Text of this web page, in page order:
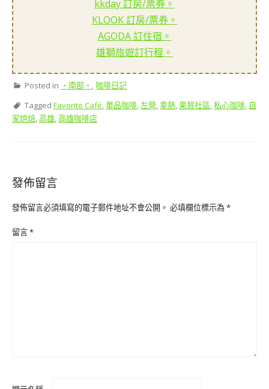
kkday 訂房/票券。
KLOOK 訂房/票券。
AGODA 訂住宿。
雄獅旅遊訂行程。
Posted in ‧南部‧ , 咖啡日記
Tagged Favorite Café,單品咖啡,左營,拿熱,果貿社區,私心珈啡, 自
家烘焙,高雄,高雄咖啡店
發佈留言
發佈留言必須填寫的電子郵件地址不會公開。 必填欄位標示為*
留言*